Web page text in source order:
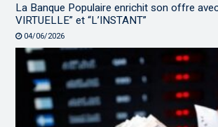
La Banque Populaire enrichit son offre
VIRTUELLE” et “L’INSTANT”
04/06/2026